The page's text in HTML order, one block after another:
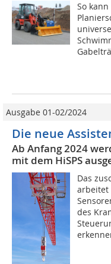
So
Ausgabe 01-02/2024
Die neue
Ab Anfang 2024
mit dem HiSPS
Das
arbeitet
des